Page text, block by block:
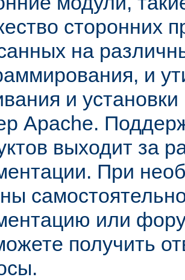
сторонних
на
и
и
Apache.
выходит за
При
или
получить